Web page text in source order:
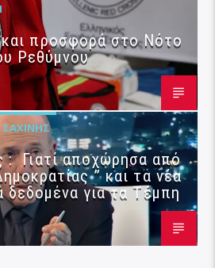
και προσφορά στο Νότο
Ρεθύμνου
ΣΑΧΊΝΗΣ
: Γιατί αποχώρησα από
” και τα νέα
δεδομένα για τα Τέμπη